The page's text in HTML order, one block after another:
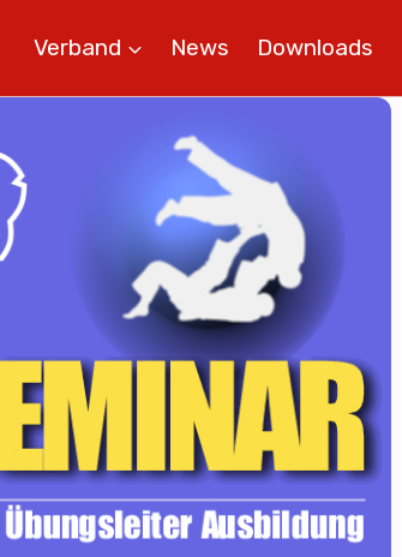
Verband News Downloads